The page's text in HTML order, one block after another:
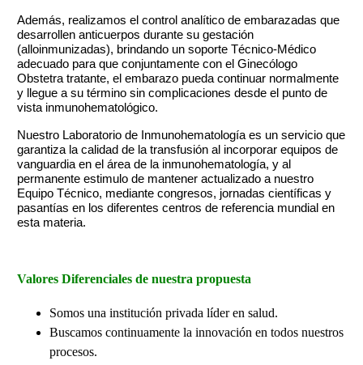
Además, realizamos el control analítico de embarazadas que
desarrollen anticuerpos durante su gestación
(alloinmunizadas), brindando un soporte Técnico-Médico
adecuado para que conjuntamente con el Ginecólogo
Obstetra tratante, el embarazo pueda continuar normalmente
y llegue a su término sin complicaciones desde el punto de
vista inmunohematológico.
Nuestro Laboratorio de Inmunohematología es un servicio que
garantiza la calidad de la transfusión al incorporar equipos de
vanguardia en el área de la inmunohematología, y al
permanente estimulo de mantener actualizado a nuestro
Equipo Técnico, mediante congresos, jornadas científicas y
pasantías en los diferentes centros de referencia mundial en
esta materia.
Valores Diferenciales de nuestra propuesta
Somos una institución privada líder en salud.
Buscamos continuamente la innovación en todos nuestros
procesos.